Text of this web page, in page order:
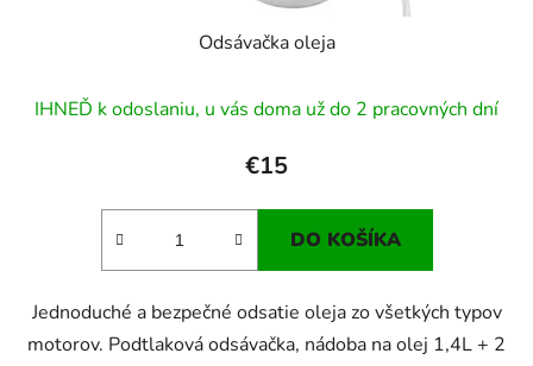
Odsávačka oleja
IHNEĎ k odoslaniu, u vás doma už do 2 pracovných dní
€15
DO KOŠÍKA
Jednoduché a bezpečné odsatie oleja zo všetkých typov
motorov. Podtlaková odsávačka, nádoba na olej 1,4L + 2